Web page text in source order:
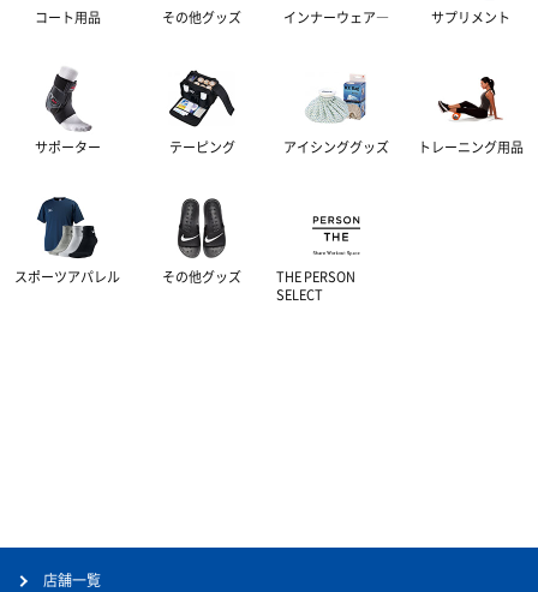
コート用品 その他グッズ インナーウェア― サプリメント
サポーター テーピング アイシンググッズ トレーニング用品
スポーツアパレル その他グッズ
THE PERSON
SELECT
店舗一覧